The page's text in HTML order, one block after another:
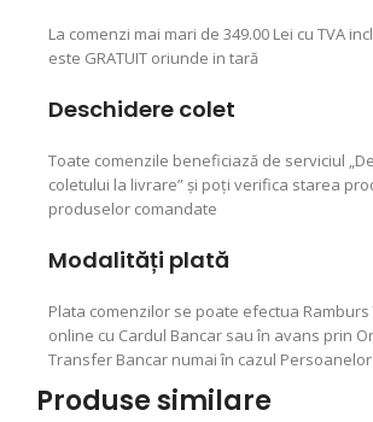
La comenzi mai mari de 349.00 Lei cu TVA
este GRATUIT oriunde in tară
Deschidere colet
Toate comenzile beneficiază de serviciul
coletului la livrare” şi poţi verifica starea
produselor comandate
Modalități plată
Plata comenzilor se poate efectua
online cu Cardul Bancar sau în avans prin
Transfer Bancar numai în cazul Persoanelor
Produse similare